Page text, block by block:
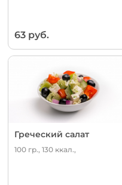
63 руб.
Греческий салат
100 гр., 130 ккал.,